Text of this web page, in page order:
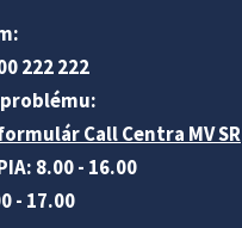
222 222
Call Centra MV SR
8.00 - 16.00
- 17.00